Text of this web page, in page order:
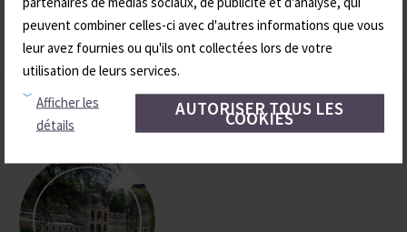
peuvent combiner celles-ci avec d'autres informations que vous
leur avez fournies ou qu'ils ont collectées lors de votre
utilisation de leurs services.
AUTORISER TOUS LES
COOKIES
Afficher les
détails